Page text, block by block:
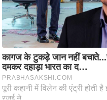
र्म
ज्यो
ति
ष
प्र
भु
म